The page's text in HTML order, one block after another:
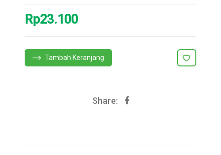
Rp23.100
Tambah Keranjang
Share: